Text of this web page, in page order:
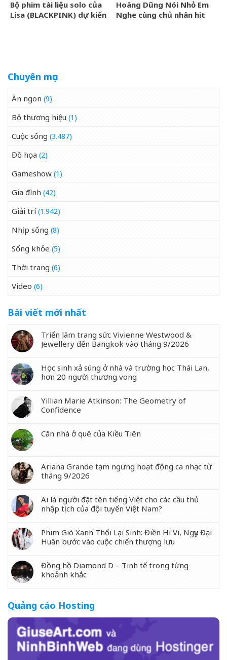
Bộ phim tài liệu solo của
Lisa (BLACKPINK) dự kiến
Hoàng Dũng Nói Nhỏ Em
Nghe cùng chủ nhân hit
Chuyên mục
Ăn ngon (9)
Bộ thương hiệu (1)
Cuộc sống (3.487)
Đồ họa (2)
Gameshow (1)
Gia đình (42)
Giải trí(1.942)
Nhịp sống (8)
Sống khỏe (5)
Thời trang (6)
Video (6)
Bài viết mới nhất
Triển lãm trang sức Vivienne Westwood &
Jewellery đến Bangkok vào tháng 9/2026
Học sinh xả súng ở nhà và trường học Thái Lan,
hơn 20 người thương vong
Yillian Marie Atkinson: The Geometry of
Confidence
Căn nhà ở quê của Kiều Tiên
Ariana Grande tạm ngưng hoạt động ca nhạc từ
tháng 9/2026
Ai là người đặt tên tiếng Việt cho các cầu thủ
nhập tịch của đội tuyển Việt Nam?
Phim Gió Xanh Thổi Lại Sinh: Điền Hi Vi, Ngụy Đại
Huân bước vào cuộc chiến thượng lưu
Đồng hồ Diamond D – Tinh tế trong từng
khoảnh khắc
Quảng cáo Hosting